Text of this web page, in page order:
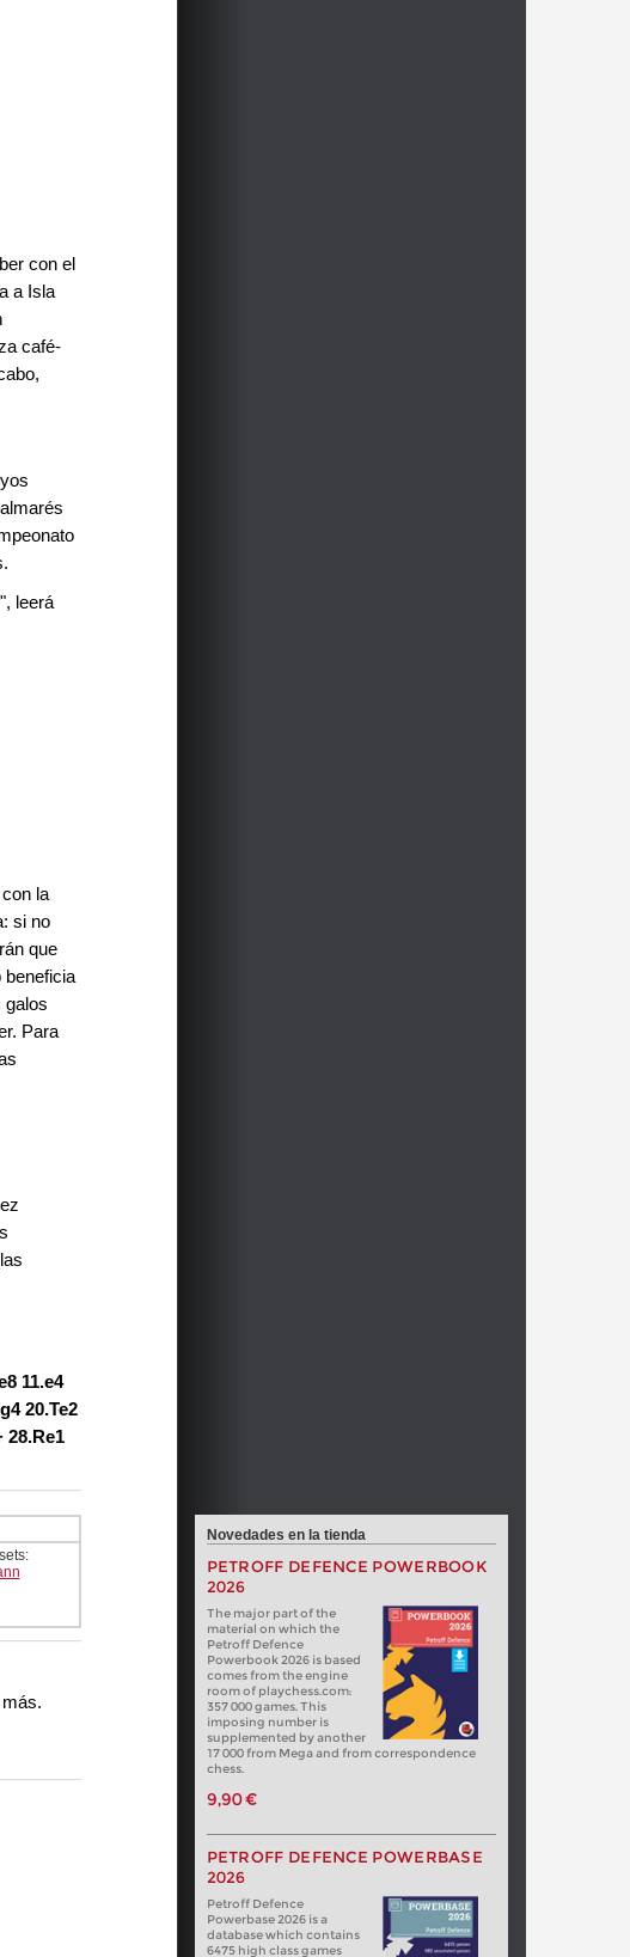
con el
a Isla
café-
leerá
la
si no
que
beneficia
galos
Para
11.e4
20.Te2
28.Re1
Novedades en la tienda
PETROFF DEFENCE POWERBOOK
2026
The major part of the
material on which the
Petroff Defence
Powerbook 2026 is based
comes from the engine
room of playchess.com:
357 000 games. This
imposing number is
supplemented by another
17 000 from Mega and from correspondence
chess.
9,90 €
PETROFF DEFENCE POWERBASE
2026
Petroff Defence
Powerbase 2026 is a
database which contains
6475 high class games